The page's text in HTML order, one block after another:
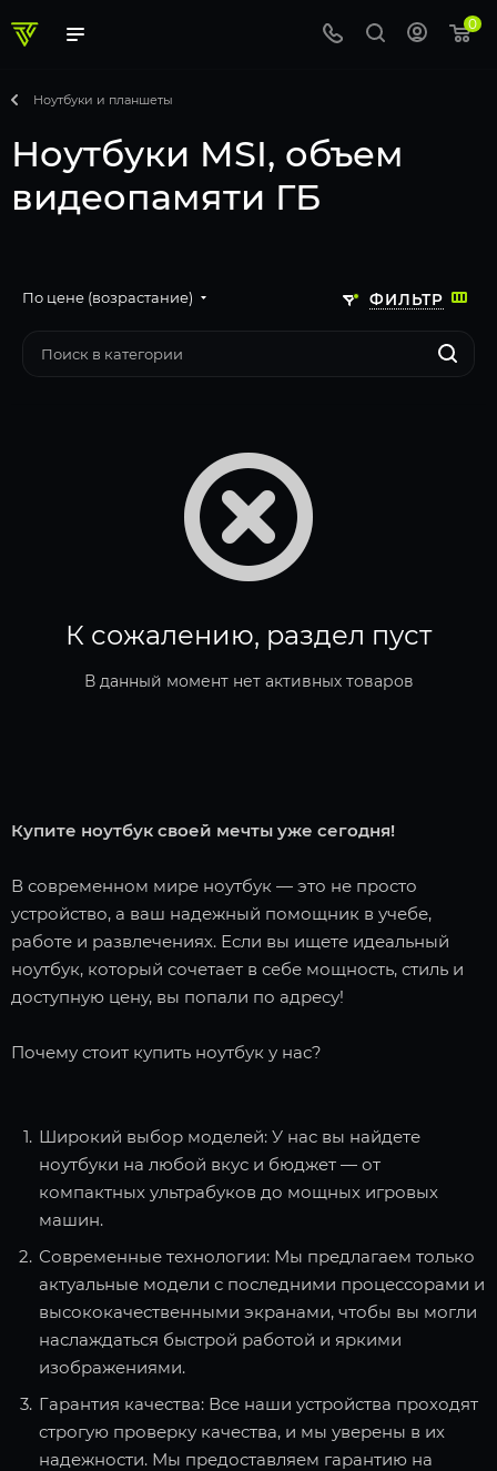
0
Ноутбуки и планшеты
Ноутбуки MSI, объем
видеопамяти ГБ
ФИЛЬТР
По цене (возрастание)
К сожалению, раздел пуст
В данный момент нет активных товаров
Купите ноутбук своей мечты уже сегодня!
В современном мире ноутбук — это не просто
устройство, а ваш надежный помощник в учебе,
работе и развлечениях. Если вы ищете идеальный
ноутбук, который сочетает в себе мощность, стиль и
доступную цену, вы попали по адресу!
Почему стоит купить ноутбук у нас?
Широкий выбор моделей: У нас вы найдете
ноутбуки на любой вкус и бюджет — от
компактных ультрабуков до мощных игровых
машин.
Современные технологии: Мы предлагаем только
актуальные модели с последними процессорами и
высококачественными экранами, чтобы вы могли
наслаждаться быстрой работой и яркими
изображениями.
Гарантия качества: Все наши устройства проходят
строгую проверку качества, и мы уверены в их
надежности. Мы предоставляем гарантию на